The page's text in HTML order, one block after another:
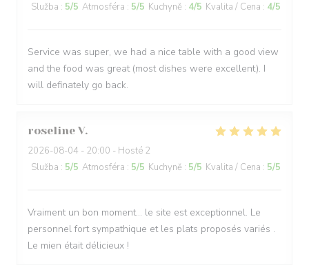
Služba : 5/5 Atmosféra : 5/5 Kuchyně : 4/5 Kvalita / Cena : 4/5
Service was super, we had a nice table with a good view
and the food was great (most dishes were excellent). I
will definately go back.
roseline V
2026-08-04 - 20:00 - Hosté 2
Služba : 5/5 Atmosféra : 5/5 Kuchyně : 5/5 Kvalita / Cena : 5/5
Vraiment un bon moment… le site est exceptionnel. Le
personnel fort sympathique et les plats proposés variés .
Le mien était délicieux !